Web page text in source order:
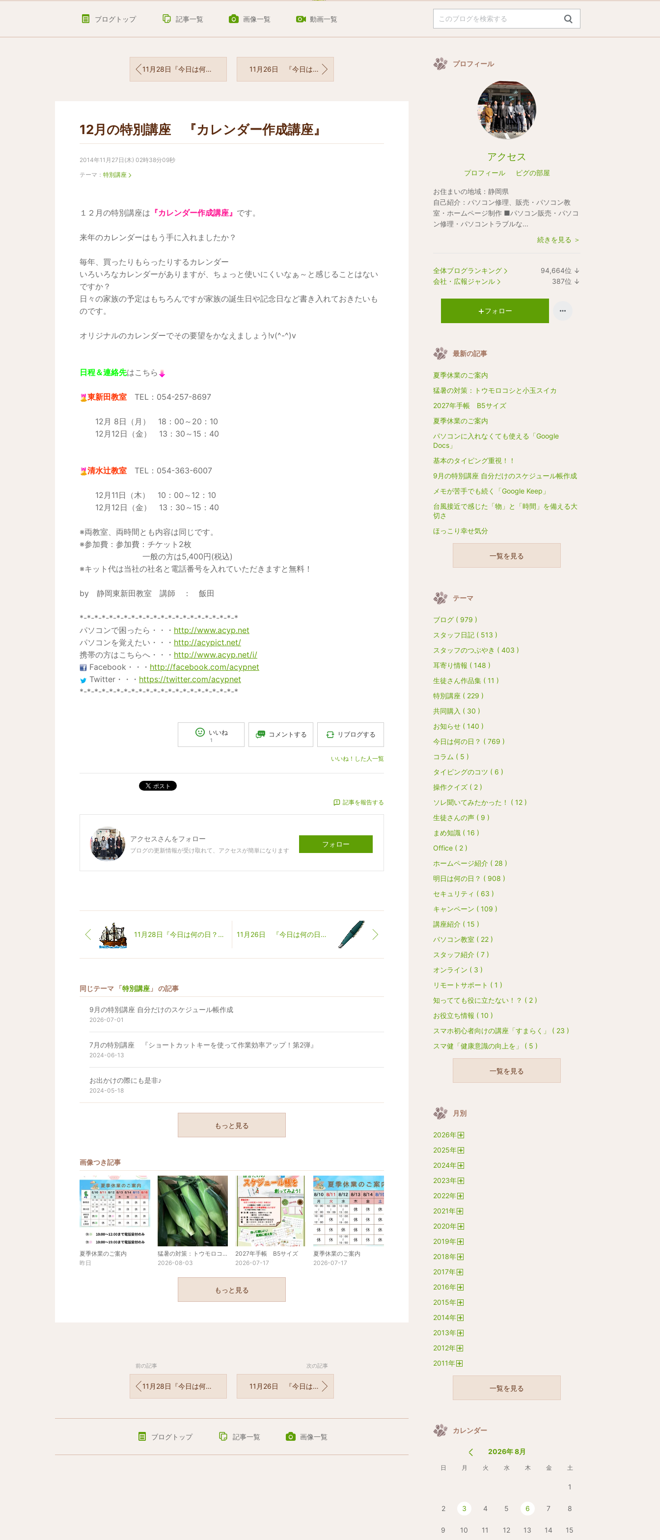
ブログトップ 記事一覧 画像一覧 動画一覧
11月28日『今日は何の日？？』 11月26日 『今日は何の日？』
12月の特別講座 『カレンダー作成講座』
2014年11月27日(木) 02時38分09秒
テーマ： 特別講座
１２月の特別講座は 『カレンダー作成講座』 です。
来年のカレンダーはもう手に入れましたか？
毎年、買ったりもらったりするカレンダー
いろいろなカレンダーがありますが、ちょっと使いにくいなぁ～と感じることはない
ですか？
日々の家族の予定はもちろんですが家族の誕生日や記念日など書き入れておきたいも
のです。
オリジナルのカレンダーでその要望をかなえましょう!v(^-^)v
日程＆連絡先はこちら
東新田教室 TEL：054-257-8697
12月 8日（月） 18：00～20：10
12月12日（金） 13：30～15：40
清水辻教室 TEL：054-363-6007
12月11日（木） 10：00～12：10
12月12日（金） 13：30～15：40
※両教室、両時間とも内容は同じです。
※参加費：参加費：チケット2枚
一般の方は5,400円(税込)
※キット代は当社の社名と電話番号を入れていただきますと無料！
by 静岡東新田教室 講師 ： 飯田
*-*-*-*-*-*-*-*-*-*-*-*-*-*-*-*-*-*-*-*-*-*
パソコンで困ったら・・・ http://www.acyp.net
パソコンを覚えたい・・・ http://acypict.net/
携帯の方はこちらへ・・・ http://www.acyp.net/i/
Facebook ・・・ http://facebook.com/acypnet
Twitter ・・・ https://twitter.com/acypnet
*-*-*-*-*-*-*-*-*-*-*-*-*-*-*-*-*-*-*-*-*-*
いいね
1
コメントする リブログする
いいね！した人一覧
ポスト
記事を報告する
アクセス さんをフォロー
ブログの更新情報が受け取れて、アクセスが簡単になります
フォロー
11月28日『今日は何の日？？』 11月26日 『今日は何の日？』
同じテーマ 「特別講座 」 の記事
9月の特別講座 自分だけのスケジュール帳作成
2026-07-01
7月の特別講座 『ショートカットキーを使って作業効率アップ！第2弾』
2024-06-13
お出かけの際にも是非♪
2024-05-18
もっと見る
画像つき記事
夏季休業のご案内
昨日
猛暑の対策：トウモロコシと小玉スイカ
2026-08-03
2027年手帳 B5サイズ
2026-07-17
夏季休業のご案内
2026-07-17
もっと見る
前の記事
11月28日『今日は何の日？？』
次の記事
11月26日 『今日は何の日？』
ブログトップ 記事一覧 画像一覧
プロフィール
アクセス
プロフィール ピグの部屋
お住まいの地域： 静岡県
自己紹介： パソコン修理、販売・パソコン教
室・ホームページ制作 ■パソコン販売・パソコ
ン修理・パソコントラブルな...
続きを見る ＞
全体ブログランキング 94,664位 ↓
会社・広報ジャンル 387位 ↓
フォロー
最新の記事
夏季休業のご案内
猛暑の対策：トウモロコシと小玉スイカ
2027年手帳 B5サイズ
夏季休業のご案内
パソコンに入れなくても使える「Google
Docs」
基本のタイピング重視！！
9月の特別講座 自分だけのスケジュール帳作成
メモが苦手でも続く「Google Keep」
台風接近で感じた「物」と「時間」を備える大
切さ
ほっこり幸せ気分
一覧を見る
テーマ
ブログ ( 979 )
スタッフ日記 ( 513 )
スタッフのつぶやき ( 403 )
耳寄り情報 ( 148 )
生徒さん作品集 ( 11 )
特別講座 ( 229 )
共同購入 ( 30 )
お知らせ ( 140 )
今日は何の日？ ( 769 )
コラム ( 5 )
タイピングのコツ ( 6 )
操作クイズ ( 2 )
ソレ聞いてみたかった！ ( 12 )
生徒さんの声 ( 9 )
まめ知識 ( 16 )
Office ( 2 )
ホームページ紹介 ( 28 )
明日は何の日？ ( 908 )
セキュリティ ( 63 )
キャンペーン ( 109 )
講座紹介 ( 15 )
パソコン教室 ( 22 )
スタッフ紹介 ( 7 )
オンライン ( 3 )
リモートサポート ( 1 )
知ってても役に立たない！？ ( 2 )
お役立ち情報 ( 10 )
スマホ初心者向けの講座「すまらく」 ( 23 )
スマ健「健康意識の向上を」 ( 5 )
一覧を見る
月別
2026年
2025年
2024年
2023年
2022年
2021年
2020年
2019年
2018年
2017年
2016年
2015年
2014年
2013年
2012年
2011年
一覧を見る
カレンダー
2026年 8月
日 月 火 水 木 金 土
1
2 3 4 5 6 7 8
9 10 11 12 13 14 15